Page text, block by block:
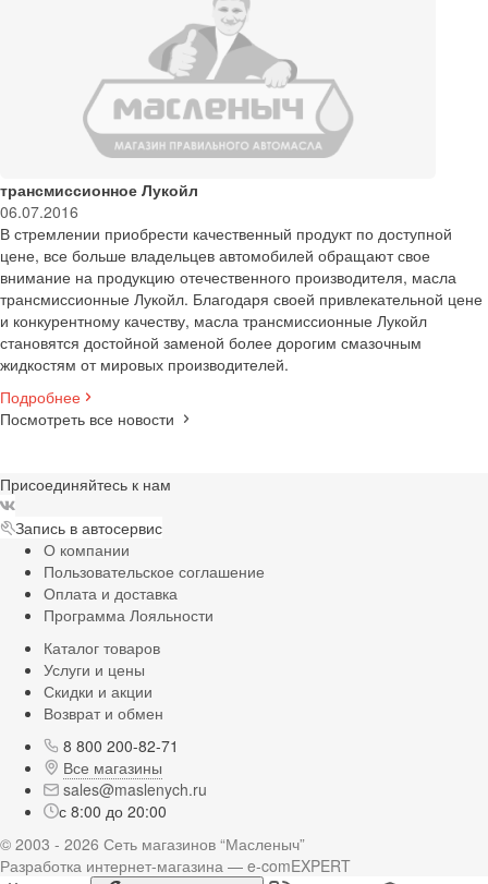
трансмиссионное Лукойл
06.07.2016
В стремлении приобрести качественный продукт по доступной
цене, все больше владельцев автомобилей обращают свое
внимание на продукцию отечественного производителя, масла
трансмиссионные Лукойл. Благодаря своей привлекательной цене
и конкурентному качеству, масла трансмиссионные Лукойл
становятся достойной заменой более дорогим смазочным
жидкостям от мировых производителей.
Подробнее
Посмотреть все новости
Присоединяйтесь к нам
Запись в автосервис
О компании
Пользовательское соглашение
Оплата и доставка
Программа Лояльности
Каталог товаров
Услуги и цены
Скидки и акции
Возврат и обмен
8 800 200-82-71
Все магазины
sales@maslenych.ru
с 8:00 до 20:00
© 2003 - 2026 Сеть магазинов “Масленыч”
Разработка интернет-магазина — e-comEXPERT